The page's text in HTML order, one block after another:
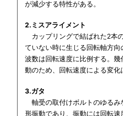
が減少する特性がある。
2.ミスアライメント
カップリングで結ばれた2本
ていない時に生じる回転軸方向
波数は回転速度に比例する。
動のため、回転速度による変化
3.ガタ
軸受の取付けボルトのゆるみ
形振動であり、振動には回転